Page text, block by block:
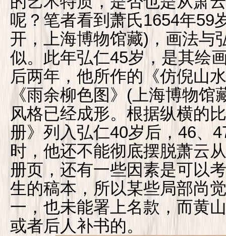
呢？笔者看到萧氏1654年59
开，上海博物馆藏)，画法与
似。此年弘仁45岁，是其绘
后两年，他所作的《仿倪山
《雨余柳色图》(上海博物
风格已经成形。根据纵横的
册》列入弘仁40岁后，46、
时，他还不能彻底摆脱萧云
册页，还有一些因素是可以
生的稿本，所以某些局部尚
一，也未能署上名款，而黄
或者后人补书的。